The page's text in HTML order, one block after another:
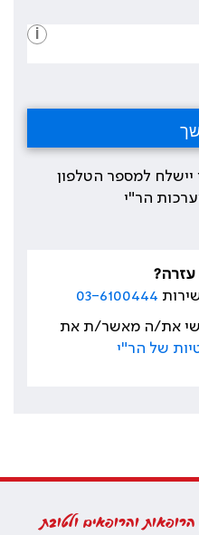
i
למספר הטלפון
הר"י
עזרה?
03-6100444
את/ה מאשר/ת את
של הר"י
והרופאים ולטובת